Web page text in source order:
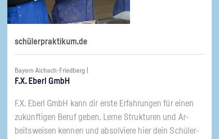
schülerpraktikum.de
Bayern Aichach-Friedberg |
F.X. Eberl GmbH
F.X. Eberl GmbH kann dir erste Er­fah­run­gen für einen
zu­künf­ti­gen Beruf geben. Lerne Struk­tu­ren und Ar­
beits­wei­sen ken­nen und ab­sol­vie­re hier dein Schü­ler­